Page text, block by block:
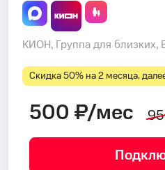
КИОН, Группа для близких,
Скидка 50% на 2 месяца,
500 ₽/мес